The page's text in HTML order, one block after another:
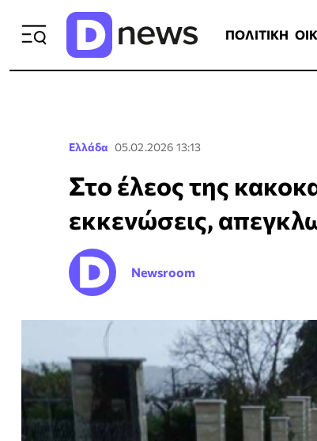
ΠΟΛΙΤΙΚΗ
Ελλάδα 05.02.2026 13:13
Στο έλεος της
εκκενώσεις,
Newsroom